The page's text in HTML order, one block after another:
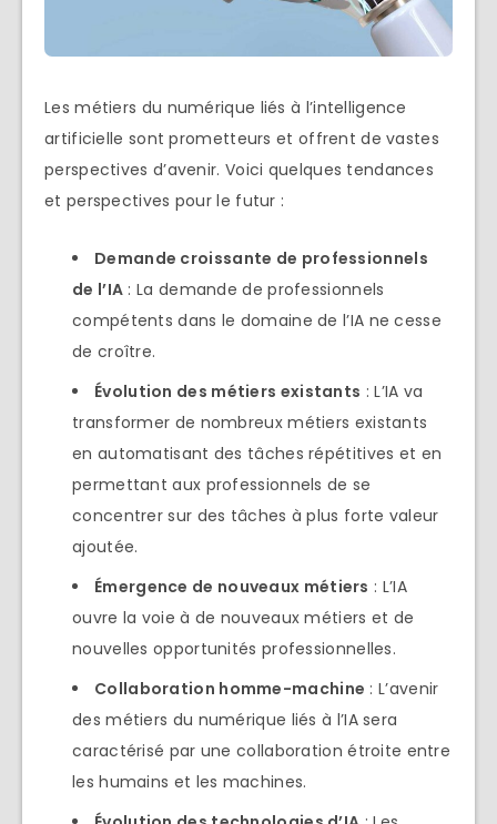
Les métiers du numérique liés à l’intelligence
artificielle sont prometteurs et offrent de vastes
perspectives d’avenir. Voici quelques tendances
et perspectives pour le futur :
Demande croissante de professionnels
de l’IA : La demande de professionnels
compétents dans le domaine de l’IA ne cesse
de croître.
Évolution des métiers existants : L’IA va
transformer de nombreux métiers existants
en automatisant des tâches répétitives et en
permettant aux professionnels de se
concentrer sur des tâches à plus forte valeur
ajoutée.
Émergence de nouveaux métiers : L’IA
ouvre la voie à de nouveaux métiers et de
nouvelles opportunités professionnelles.
Collaboration homme-machine : L’avenir
des métiers du numérique liés à l’IA sera
caractérisé par une collaboration étroite entre
les humains et les machines.